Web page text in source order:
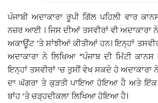
ਪੰਜਾਬੀ ਅਦਾਕਾਰਾ ਰੂਪੀ ਗਿੱਲ ਪਹਿਲੀ ਵਾਰ
ਨਜ਼ਰ ਆਈ । ਜਿਸ ਦੀਆਂ ਤਸਵੀਰਾਂ ਵੀ
ਅਕਾਊਂਟ ‘ਤੇ ਸਾਂਝੀਆਂ ਕੀਤੀਆਂ ਹਨ। ਇਨ੍ਹਾਂ
ਅਦਾਕਾਰਾ ਨੇ ਲਿਖਿਆ “ਪੰਜਾਬ ਦੀ ਮਿੱਟੀ ਕਾਨਸ
ਇਨ੍ਹਾਂ ਤਸਵੀਰਾਂ ‘ਚ ਤੁਸੀਂ ਵੇਖ ਸਕਦੇ ਹੋ
ਦਾ ਘੱਗਰਾ ਤੇ ਕੁੜਤੀ ਪਾਇਆ ਹੋਇਆ ਹੈ ਅਤੇ ਇੱਕ
ਬਾਂਹ ‘ਤੇ ਚੜ੍ਹਦੀਕਲਾ ਲਿਖਿਆ ਹੋਇਆ ਹੈ।